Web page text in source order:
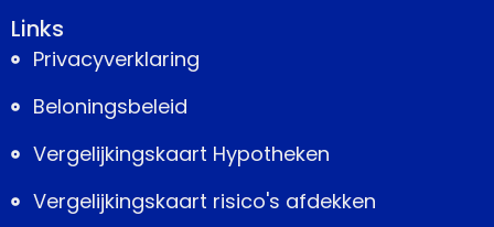
Links
Privacyverklaring
Beloningsbeleid
Vergelijkingskaart Hypotheken
Vergelijkingskaart risico's afdekken